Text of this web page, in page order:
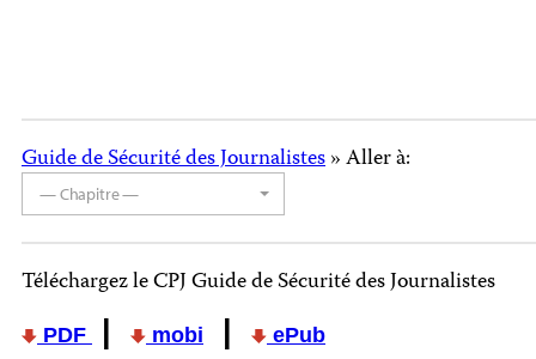
Guide de Sécurité des Journalistes» Aller à:
— Chapitre —
Téléchargez le CPJ Guide de Sécurité des Journalistes
PDF mobi ePub